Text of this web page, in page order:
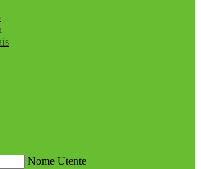
Nome Utente